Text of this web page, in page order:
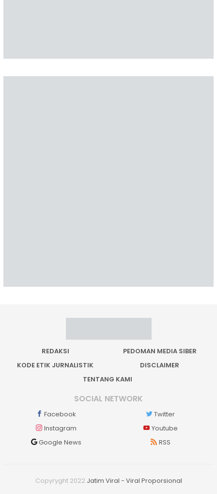
REDAKSI
PEDOMAN MEDIA SIBER
KODE ETIK JURNALISTIK
DISCLAIMER
TENTANG KAMI
SOCIAL NETWORK
Facebook
Twitter
Instagram
Youtube
Google News
RSS
Copyryght 2022 Jatim Viral - Viral Proporsional